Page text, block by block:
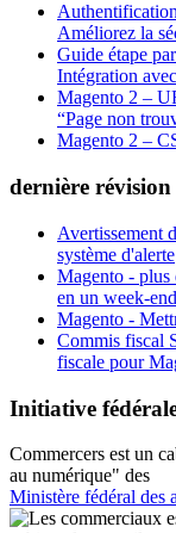
Améliorez la
Guide étape
Intégration
Magento 2 –
“Page non
Magento 2 –
dernière révision
Avertissement
système d'alerte
Magento - plus
en un week-end
Magento -
Commis fiscal
fiscale pour
Initiative
Commercers est un
au numérique" des
Ministère fédéral des